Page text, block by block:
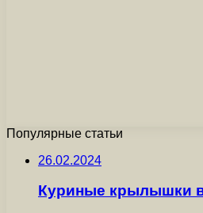
Популярные статьи
26.02.2024
Куриные крылышки